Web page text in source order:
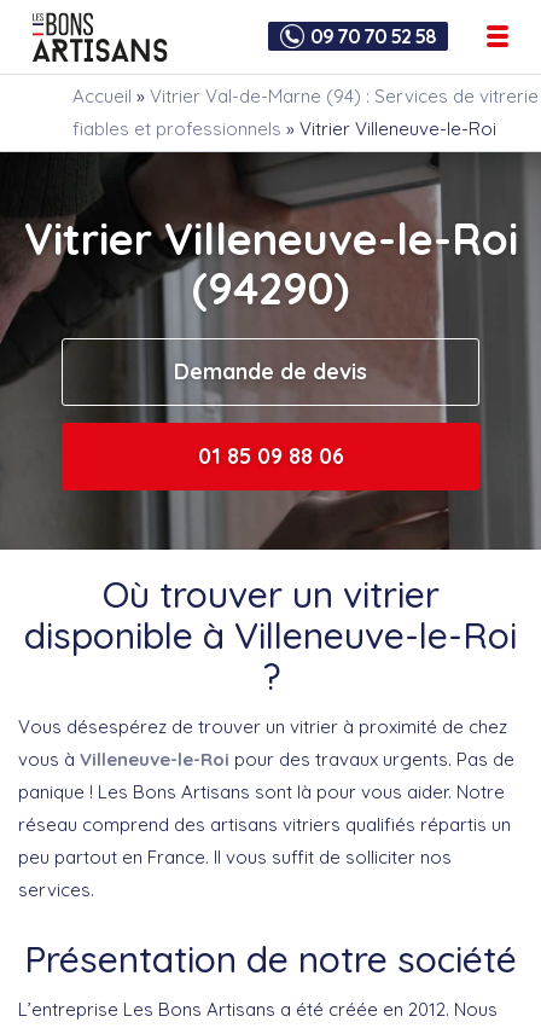
09 70 70 52 58
Accueil » Vitrier Val-de-Marne (94) : Services de vitrerie
fiables et professionnels » Vitrier Villeneuve-le-Roi
Vitrier Villeneuve-le-Roi
(94290)
Demande de devis
01 85 09 88 06
Où trouver un vitrier
disponible à Villeneuve-le-Roi
?
Vous désespérez de trouver un vitrier à proximité de chez
vous à Villeneuve-le-Roi pour des travaux urgents. Pas de
panique ! Les Bons Artisans sont là pour vous aider. Notre
réseau comprend des artisans vitriers qualifiés répartis un
peu partout en France. Il vous suffit de solliciter nos
services.
Présentation de notre société
L’entreprise Les Bons Artisans a été créée en 2012. Nous